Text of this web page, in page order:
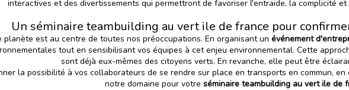
interactives et des divertissements qui permettront de favoriser l'entraide, la complicité et
Un séminaire teambuilding au vert ile de france pour
planète est au centre de toutes nos préoccupations. En organisant un événement
tout en sensibilisant vos équipes à cet enjeu environnemental. Cette
sont déjà eux-mêmes des citoyens verts. En revanche, elle peut être
la possibilité à vos collaborateurs de se rendre sur place en transports en commun,
notre domaine pour votre séminaire teambuilding au vert ile de